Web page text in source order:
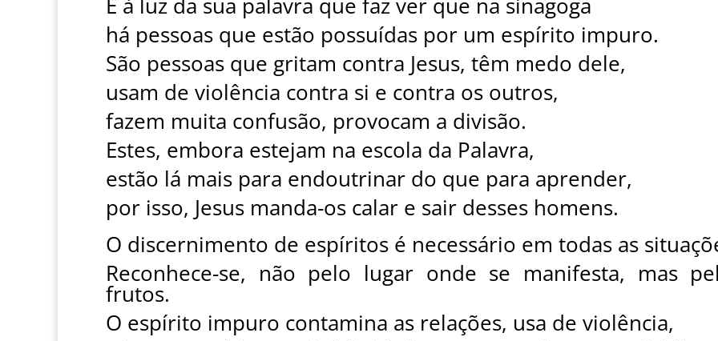
há pessoas que estão possuídas por um espírito impuro.
São pessoas que gritam contra Jesus, têm medo dele,
usam de violência contra si e contra os outros,
fazem muita confusão, provocam a divisão.
Estes, embora estejam na escola da Palavra,
estão lá mais para endoutrinar do que para aprender,
por isso, Jesus manda-os calar e sair desses homens.
O discernimento de espíritos é necessário em todas as
Reconhece-se, não pelo lugar onde se manifesta, mas
frutos.
O espírito impuro contamina as relações, usa de violência,